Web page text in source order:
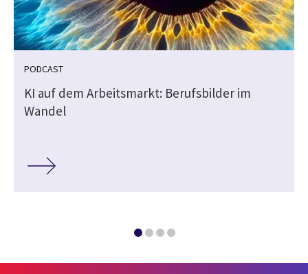
PODCAST
KI auf dem Arbeitsmarkt: Berufsbilder im
Wandel